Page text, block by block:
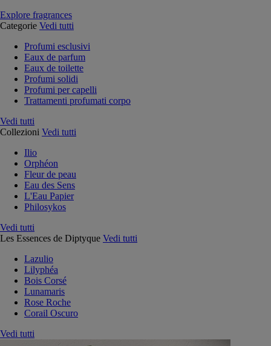
Explore fragrances
Categorie Vedi tutti
Profumi esclusivi
Eaux de parfum
Eaux de toilette
Profumi solidi
Profumi per capelli
Trattamenti profumati corpo
Vedi tutti
Collezioni Vedi tutti
Ilio
Orphéon
Fleur de peau
Eau des Sens
L'Eau Papier
Philosykos
Vedi tutti
Les Essences de Diptyque Vedi tutti
Lazulio
Lilyphéa
Bois Corsé
Lunamaris
Rose Roche
Corail Oscuro
Vedi tutti